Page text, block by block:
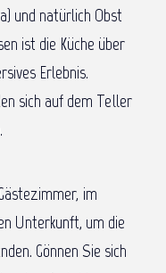
und natürlich Obst
ist die Küche über
Erlebnis.
sich auf dem Teller
im
Unterkunft, um die
Gönnen Sie sich